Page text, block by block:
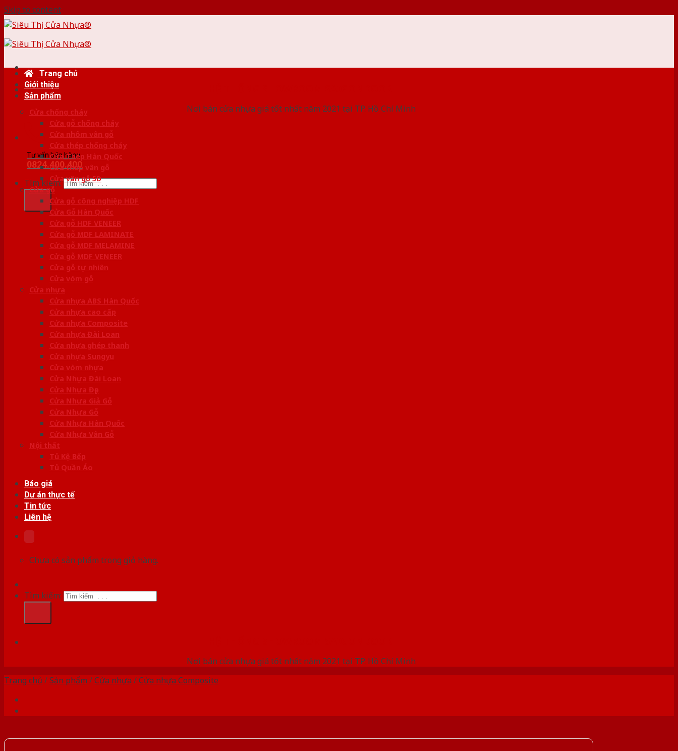
Skip to content
Nơi bán cửa nhựa giá tốt nhất năm 2021 tại TP. Hồ Chí Minh
Tư vấn bán hàng
0824.400.400
Tìm kiếm:
Trang chủ
Giới thiệu
Sản phẩm
Cửa chống cháy
Cửa gỗ chống cháy
Cửa nhôm vân gỗ
Cửa thép chống cháy
Cửa Thép Hàn Quốc
Cửa thép vân gỗ
Cửa vân gỗ 5D
Cửa gỗ
Cửa gỗ công nghiệp HDF
Cửa Gỗ Hàn Quốc
Cửa gỗ HDF VENEER
Cửa gỗ MDF LAMINATE
Cửa gỗ MDF MELAMINE
Cửa gỗ MDF VENEER
Cửa gỗ tự nhiên
Cửa vòm gỗ
Cửa nhựa
Cửa nhựa ABS Hàn Quốc
Cửa nhựa cao cấp
Cửa nhựa Composite
Cửa nhựa Đài Loan
Cửa nhựa ghép thanh
Cửa nhựa Sungyu
Cửa vòm nhựa
Cửa Nhựa Đài Loan
Cửa Nhựa Đẹp
Cửa Nhựa Giả Gỗ
Cửa Nhựa Gỗ
Cửa Nhựa Hàn Quốc
Cửa Nhựa Vân Gỗ
Nội thất
Tủ Kệ Bếp
Tủ Quần Áo
Báo giá
Dự án thực tế
Tin tức
Liên hệ
Chưa có sản phẩm trong giỏ hàng.
Tìm kiếm:
Nơi bán cửa nhựa giá tốt nhất năm 2021 tại TP. Hồ Chí Minh
Trang chủ /Sản phẩm /Cửa nhựa /Cửa nhựa Composite